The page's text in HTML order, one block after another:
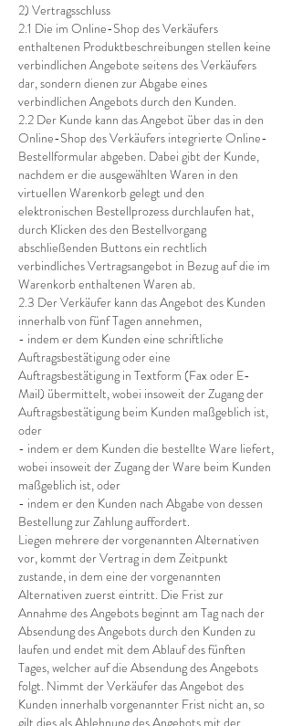
2) Vertragsschluss
2.1 Die im Online-Shop des Verkäufers
enthaltenen Produktbeschreibungen stellen keine
verbindlichen Angebote seitens des Verkäufers
dar, sondern dienen zur Abgabe eines
verbindlichen Angebots durch den Kunden.
2.2 Der Kunde kann das Angebot über das in den
Online-Shop des Verkäufers integrierte Online-
Bestellformular abgeben. Dabei gibt der Kunde,
nachdem er die ausgewählten Waren in den
virtuellen Warenkorb gelegt und den
elektronischen Bestellprozess durchlaufen hat,
durch Klicken des den Bestellvorgang
abschließenden Buttons ein rechtlich
verbindliches Vertragsangebot in Bezug auf die im
Warenkorb enthaltenen Waren ab.
2.3 Der Verkäufer kann das Angebot des Kunden
innerhalb von fünf Tagen annehmen,
- indem er dem Kunden eine schriftliche
Auftragsbestätigung oder eine
Auftragsbestätigung in Textform (Fax oder E-
Mail) übermittelt, wobei insoweit der Zugang der
Auftragsbestätigung beim Kunden maßgeblich ist,
oder
- indem er dem Kunden die bestellte Ware liefert,
wobei insoweit der Zugang der Ware beim Kunden
maßgeblich ist, oder
- indem er den Kunden nach Abgabe von dessen
Bestellung zur Zahlung auffordert.
Liegen mehrere der vorgenannten Alternativen
vor, kommt der Vertrag in dem Zeitpunkt
zustande, in dem eine der vorgenannten
Alternativen zuerst eintritt. Die Frist zur
Annahme des Angebots beginnt am Tag nach der
Absendung des Angebots durch den Kunden zu
laufen und endet mit dem Ablauf des fünften
Tages, welcher auf die Absendung des Angebots
folgt. Nimmt der Verkäufer das Angebot des
Kunden innerhalb vorgenannter Frist nicht an, so
gilt dies als Ablehnung des Angebots mit der